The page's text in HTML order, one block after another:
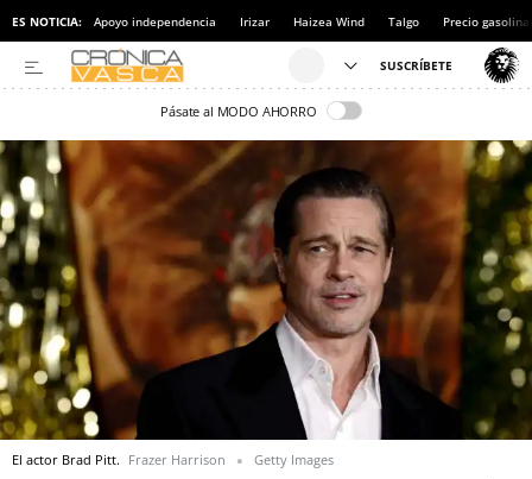
ES NOTICIA: Apoyo independencia Irizar Haizea Wind Talgo Precio gasolina
Pásate al MODO AHORRO
El actor Brad Pitt. Frazer Harrison Getty Images